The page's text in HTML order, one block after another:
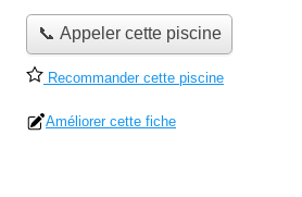
📞 Appeler cette piscine
Recommander cette piscine
Améliorer cette fiche